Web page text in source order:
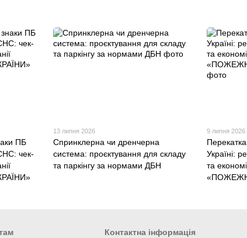
ПБ
чек-
13 липня 2026
Спринклерна чи дренчерна
система: проєктування для складу
та паркінгу за нормами ДБН
9 липня 2026
Україні:
та
Контактна інформація